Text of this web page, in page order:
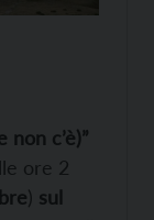
non c’è)”
ore 2
) sul